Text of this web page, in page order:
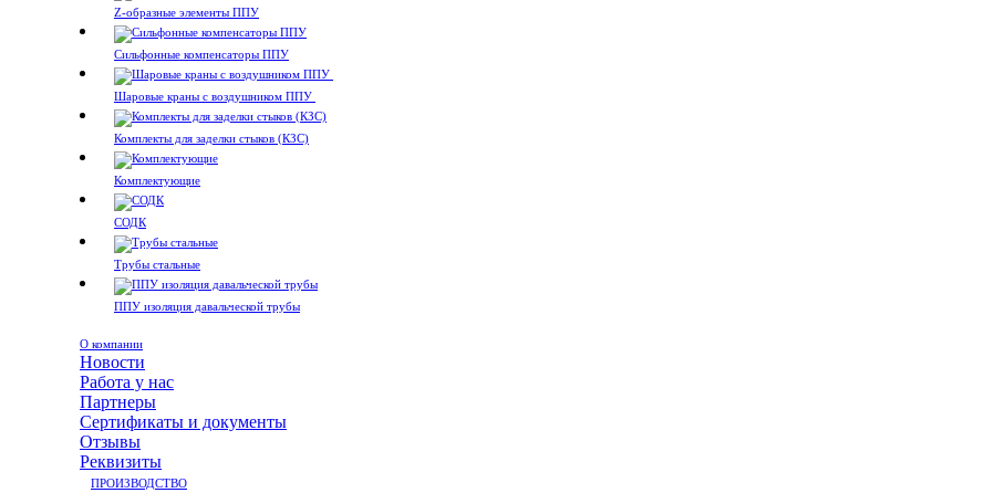
Z-образные элементы ППУ
Сильфонные компенсаторы ППУ
Шаровые краны с воздушником ППУ
Комплекты для заделки стыков (КЗС)
Комплектующие
СОДК
Трубы стальные
ППУ изоляция давальческой трубы
О компании
Новости
Работа у нас
Партнеры
Сертификаты и документы
Отзывы
Реквизиты
ПРОИЗВОДСТВО